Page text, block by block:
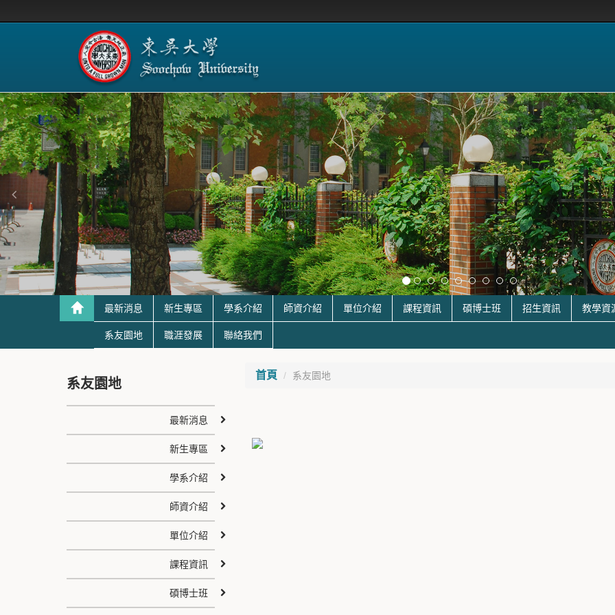
最新消息 新生專區 學系介紹 師資介紹 單位介紹 課程資訊 碩博士班 招生資訊 教學資
系友園地 職涯發展 聯絡我們
首頁 系友園地
系友園地
最新消息
新生專區
學系介紹
師資介紹
單位介紹
課程資訊
碩博士班